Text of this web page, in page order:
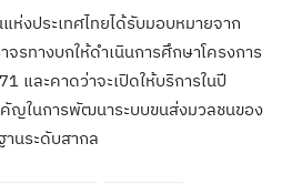
ห่งประเทศไทยได้รับมอบหมายจาก
รทางบกให้ดำเนินการศึกษาโครงการ
และคาดว่าจะเปิดให้บริการในปี
ญในการพัฒนาระบบขนส่งมวลชนของ
นระดับสากล